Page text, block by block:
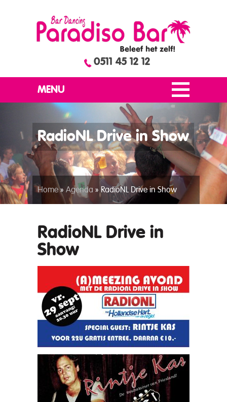
0511 45 12 12
MENU
RadioNL Drive in Show
Home» Agenda » RadioNL Drive in Show
RadioNL Drive in
Show